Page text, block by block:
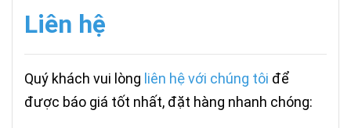
Liên hệ
Quý khách vui lòng liên hệ với chúng tôi để
được báo giá tốt nhất, đặt hàng nhanh chóng: